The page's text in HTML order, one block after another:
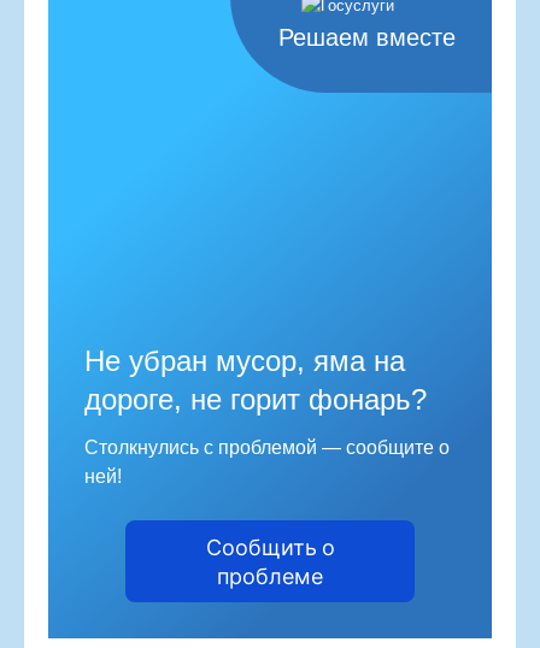
Решаем вместе
Не убран мусор, яма на
дороге, не горит фонарь?
Столкнулись с проблемой — сообщите о
ней!
Сообщить о
проблеме